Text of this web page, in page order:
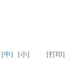
[打印]
[中] [小]